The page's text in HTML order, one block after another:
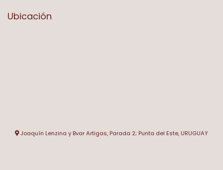
Ubicación
Joaquín Lenzina y Bvar Artigas, Parada 2; Punta del Este, URUGUAY